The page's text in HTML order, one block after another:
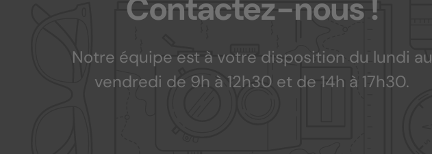
Contactez-nous !
Notre équipe est à votre disposition du lundi au
vendredi de 9h à 12h30 et de 14h à 17h30.